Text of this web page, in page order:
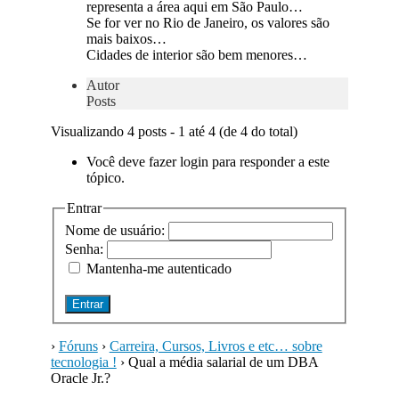
representa a área aqui em São Paulo…
Se for ver no Rio de Janeiro, os valores são
mais baixos…
Cidades de interior são bem menores…
Autor
Posts
Visualizando 4 posts - 1 até 4 (de 4 do total)
Você deve fazer login para responder a este
tópico.
Entrar
Nome de usuário:
Senha:
Mantenha-me autenticado
Entrar
› Fóruns › Carreira, Cursos, Livros e etc… sobre
tecnologia ! › Qual a média salarial de um DBA
Oracle Jr.?